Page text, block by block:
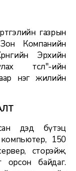
газрын
Компанийн
Эрхийн
төсөл"-ийн
нэг жилийн
дэд бүтэц
150
сторэйж,
байдаг.